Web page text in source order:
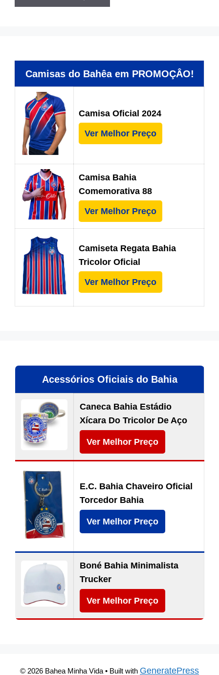
Camisas do Bahêa em PROMOÇÂO!
Camisa Oficial 2024
Ver Melhor Preço
Camisa Bahia
Comemorativa 88
Ver Melhor Preço
Camiseta Regata Bahia
Tricolor Oficial
Ver Melhor Preço
Acessórios Oficiais do Bahia
Caneca Bahia Estádio
Xícara Do Tricolor De Aço
Ver Melhor Preço
E.C. Bahia Chaveiro Oficial
Torcedor Bahia
Ver Melhor Preço
Boné Bahia Minimalista
Trucker
Ver Melhor Preço
© 2026 Bahea Minha Vida • Built with GeneratePress